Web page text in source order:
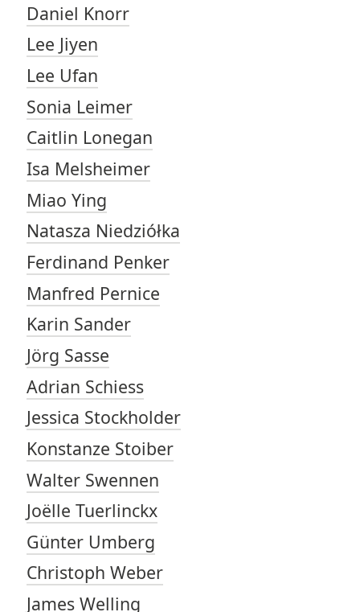
Daniel Knorr
Lee Jiyen
Lee Ufan
Sonia Leimer
Caitlin Lonegan
Isa Melsheimer
Miao Ying
Natasza Niedziółka
Ferdinand Penker
Manfred Pernice
Karin Sander
Jörg Sasse
Adrian Schiess
Jessica Stockholder
Konstanze Stoiber
Walter Swennen
Joëlle Tuerlinckx
Günter Umberg
Christoph Weber
James Welling